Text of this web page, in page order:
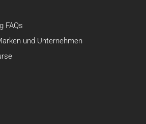
FAQs
und Unternehmen